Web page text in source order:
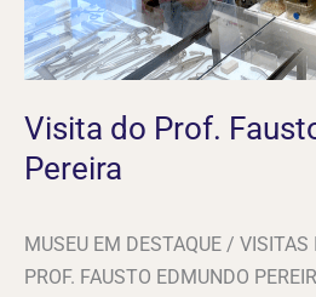
Visita do Prof.
Pereira
MUSEU EM DESTAQUE /
PROF. FAUSTO EDMUNDO